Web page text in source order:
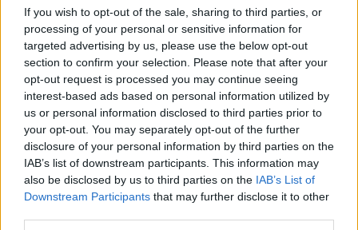
If you wish to opt-out of the sale, sharing to third parties, or
processing of your personal or sensitive information for
targeted advertising by us, please use the below opt-out
section to confirm your selection. Please note that after your
opt-out request is processed you may continue seeing
interest-based ads based on personal information utilized by
us or personal information disclosed to third parties prior to
your opt-out. You may separately opt-out of the further
disclosure of your personal information by third parties on the
IAB’s list of downstream participants. This information may
also be disclosed by us to third parties on the IAB’s List of
Downstream Participants that may further disclose it to other
Comercio, Vianney Rodríguez.
Escribir un comentario
Nombre
(requerido)